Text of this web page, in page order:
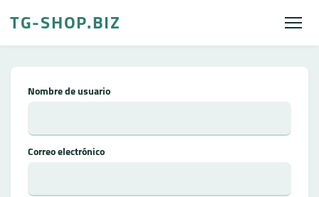
TG-SHOP.BIZ
Nombre de usuario
Correo electrónico